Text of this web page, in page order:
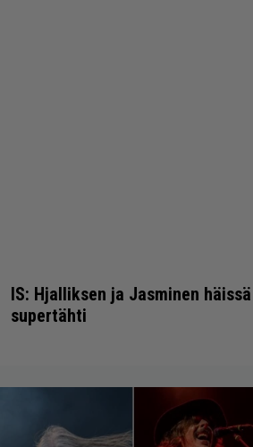
IS: Hjalliksen ja Jasminen
supertähti